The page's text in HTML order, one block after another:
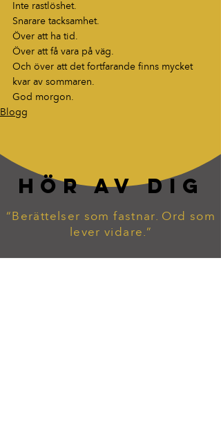
Inte rastlöshet.
Snarare tacksamhet.
Över att ha tid.
Över att få vara på väg.
Och över att det fortfarande finns mycket
kvar av sommaren.
God morgon.
Blogg
HÖR AV DIG
“Berättelser som fastnar. Ord som
lever vidare.”